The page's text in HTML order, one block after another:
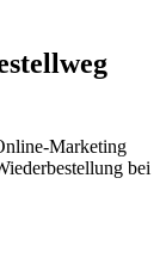
Marketing
bei